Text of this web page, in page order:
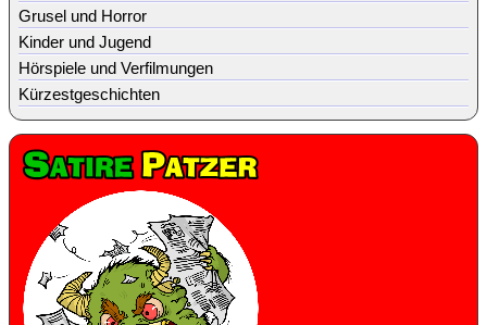
Grusel und Horror
Kinder und Jugend
Hörspiele und Verfilmungen
Kürzestgeschichten